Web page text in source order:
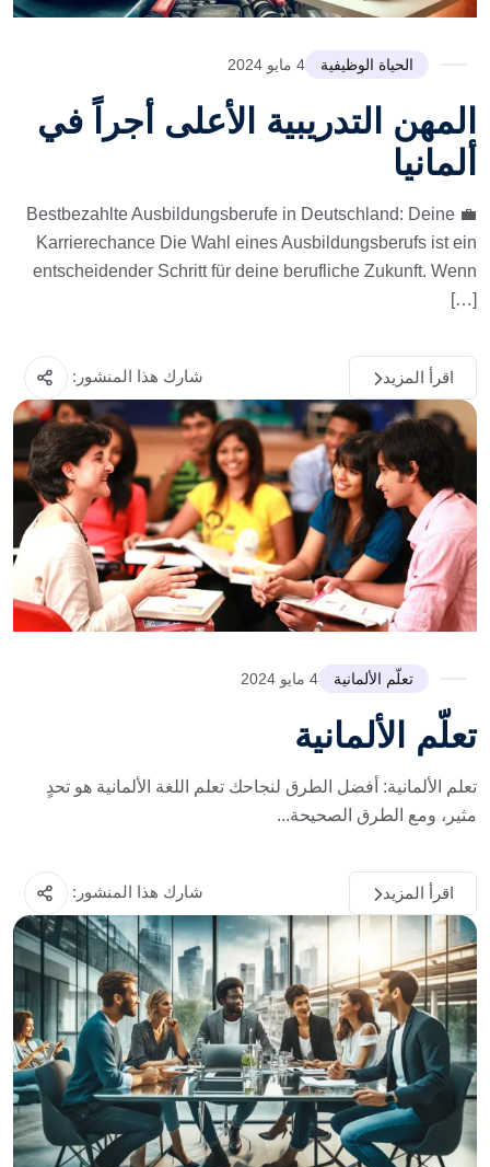
الحياة الوظيفية 4 مايو 2024
المهن التدريبية الأعلى أجراً في
ألمانيا
💼 Bestbezahlte Ausbildungsberufe in Deutschland: Deine
Karrierechance Die Wahl eines Ausbildungsberufs ist ein
entscheidender Schritt für deine berufliche Zukunft. Wenn
[…]
اقرأ المزيد شارك هذا المنشور:
تعلّم الألمانية 4 مايو 2024
تعلّم الألمانية
تعلم الألمانية: أفضل الطرق لنجاحك تعلم اللغة الألمانية هو تحدٍ
مثير، ومع الطرق الصحيحة...
اقرأ المزيد شارك هذا المنشور: